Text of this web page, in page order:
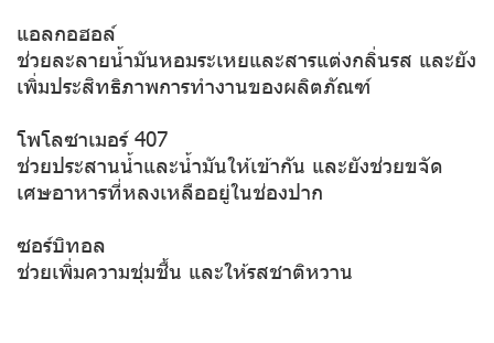
แอลกอฮอล์
ช่วยละลายน้ำมันหอมระเหยและสารแต่งกลิ่นรส และยัง
เพิ่มประสิทธิภาพการทำงานของผลิตภัณฑ์
โพโลซาเมอร์ 407
ช่วยประสานน้ำและน้ำมันให้เข้ากัน และยังช่วยขจัด
เศษอาหารที่หลงเหลืออยู่ในช่องปาก
ซอร์บิทอล
ช่วยเพิ่มความชุ่มชื้น และให้รสชาติหวาน